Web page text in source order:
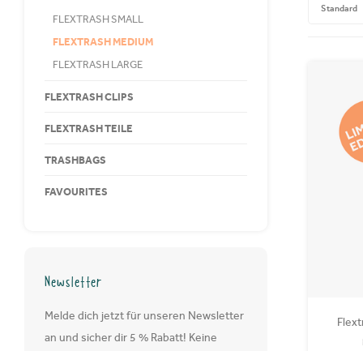
FLEXTRASH SMALL
FLEXTRASH MEDIUM
FLEXTRASH LARGE
FLEXTRASH CLIPS
FLEXTRASH TEILE
TRASHBAGS
FAVOURITES
Newsletter
Melde dich jetzt für unseren Newsletter
an und sicher dir 5 % Rabatt! Keine
Standard